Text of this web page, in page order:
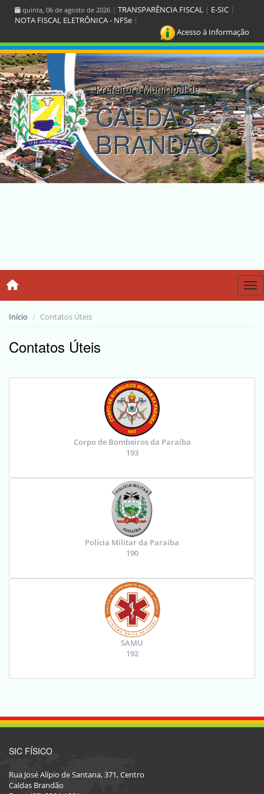
quinta, 06 de agosto de 2026 | TRANSPARÊNCIA FISCAL | E-SIC |
NOTA FISCAL ELETRÔNICA - NFSe |
Acesso à Informação
Prefeitura Municipal de
CALDAS
BRANDÃO
Início Contatos Úteis
Contatos Úteis
Corpo de Bombeiros da Paraíba
193
Polícia Militar da Paraíba
190
SAMU
192
SIC FÍSICO
Rua José Alípio de Santana, 371, Centro
Caldas Brandão